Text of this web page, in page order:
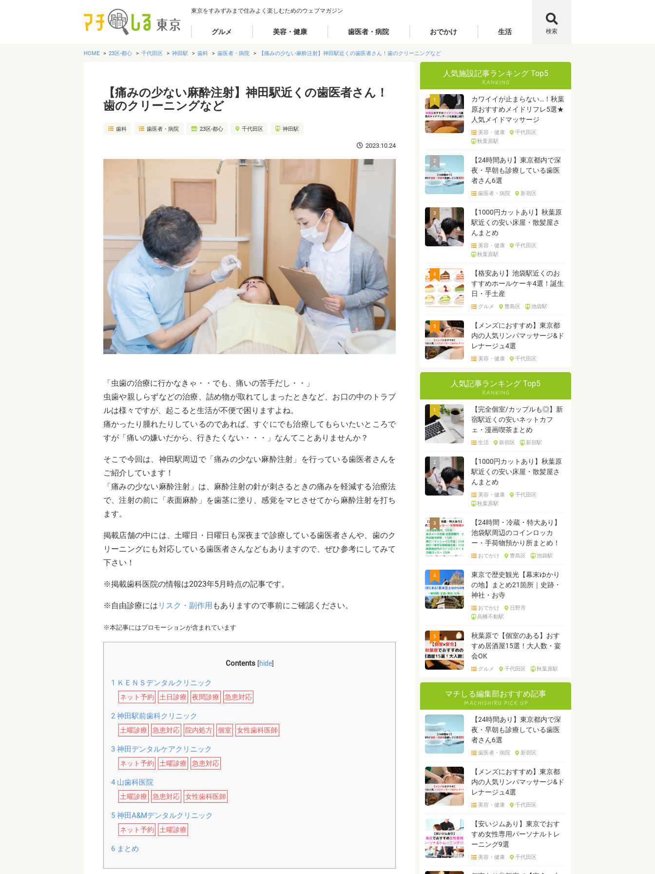
東京をすみずみまで住みよく楽しむためのウェブマガジン
グルメ 美容・健康 歯医者・病院 おでかけ 生活 検索
HOME 23区-都心 千代田区 神田駅 歯科 歯医者・病院 【痛みの少ない麻酔注射】神田駅近くの歯医者さん！歯のクリーニングなど
【痛みの少ない麻酔注射】神田駅近くの歯医者さん！
歯のクリーニングなど
歯科 歯医者・病院 23区-都心 千代田区 神田駅
2023.10.24
「虫歯の治療に行かなきゃ・・でも、痛いの苦手だし・・」
虫歯や親しらずなどの治療、詰め物が取れてしまったときなど、お口の中のトラブ
ルは様々ですが、起こると生活が不便で困りますよね。
痛かったり腫れたりしているのであれば、すぐにでも治療してもらいたいところで
すが「痛いの嫌いだから、行きたくない・・・」なんてことありませんか？
そこで今回は、神田駅周辺で「痛みの少ない麻酔注射」を行っている歯医者さんを
ご紹介しています！
「痛みの少ない麻酔注射」は、麻酔注射の針が刺さるときの痛みを軽減する治療法
で、注射の前に「表面麻酔」を歯茎に塗り、感覚をマヒさせてから麻酔注射を打ち
ます。
掲載店舗の中には、土曜日・日曜日も深夜まで診療している歯医者さんや、歯のク
リーニングにも対応している歯医者さんなどもありますので、ぜひ参考にしてみて
下さい！
※掲載歯科医院の情報は2023年5月時点の記事です。
※自由診療には リスク・副作用 もありますので事前にご確認ください。
※本記事にはプロモーションが含まれています
Contents [hide]
1 ＫＥＮＳデンタルクリニック
ネット予約 土日診療 夜間診療 急患対応
2神田駅前歯科クリニック
土曜診療 急患対応 院内処方 個室 女性歯科医師
3神田デンタルケアクリニック
ネット予約 土曜診療 急患対応
4山歯科医院
土曜診療 急患対応 女性歯科医師
5神田A&Mデンタルクリニック
ネット予約 土曜診療
6まとめ
人気施設記事ランキング Top5
1
カワイイが止まらない…！秋葉
原おすすめメイドリフレ5選★
人気メイドマッサージ
美容・健康
千代田区
秋葉原駅
2
【24時間あり】東京都内で深
夜・早朝も診療している歯医
者さん6選
歯医者・病院 新宿区
3
【1000円カットあり】秋葉原
駅近くの安い床屋・散髪屋さ
んまとめ
美容・健康
千代田区
秋葉原駅
4
【格安あり】池袋駅近くのお
すすめホールケーキ4選！誕生
日・手土産
グルメ 豊島区 池袋駅
5
【メンズにおすすめ】東京都
内の人気リンパマッサージ&ド
レナージュ4選
美容・健康 千代田区
人気記事ランキング Top5
1
【完全個室/カップルも◎】新
宿駅近くの安いネットカフ
ェ・漫画喫茶まとめ
生活 新宿区 新宿駅
2
【1000円カットあり】秋葉原
駅近くの安い床屋・散髪屋さ
んまとめ
美容・健康
千代田区
秋葉原駅
3
【24時間・冷蔵・特大あり】
池袋駅周辺のコインロッカ
ー・手荷物預かり所まとめ！
おでかけ 豊島区 池袋駅
4
東京で歴史観光【幕末ゆかり
の地】まとめ21箇所｜史跡・
神社・お寺
おでかけ
日野市
高幡不動駅
5
秋葉原で【個室のある】おす
すめ居酒屋15選！大人数・宴
会OK
グルメ 千代田区 秋葉原駅
マチしる編集部おすすめ記事
【24時間あり】東京都内で深
夜・早朝も診療している歯医
者さん6選
歯医者・病院 新宿区
【メンズにおすすめ】東京都
内の人気リンパマッサージ&ド
レナージュ4選
美容・健康 千代田区
【安いジムあり】東京でおす
すめ女性専用パーソナルトレ
ーニング9選
美容・健康 千代田区